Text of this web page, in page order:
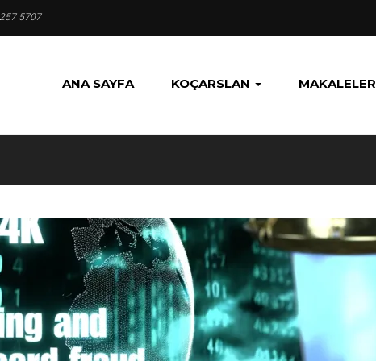
5707
ANA SAYFA KOÇARSLAN MAKALELER